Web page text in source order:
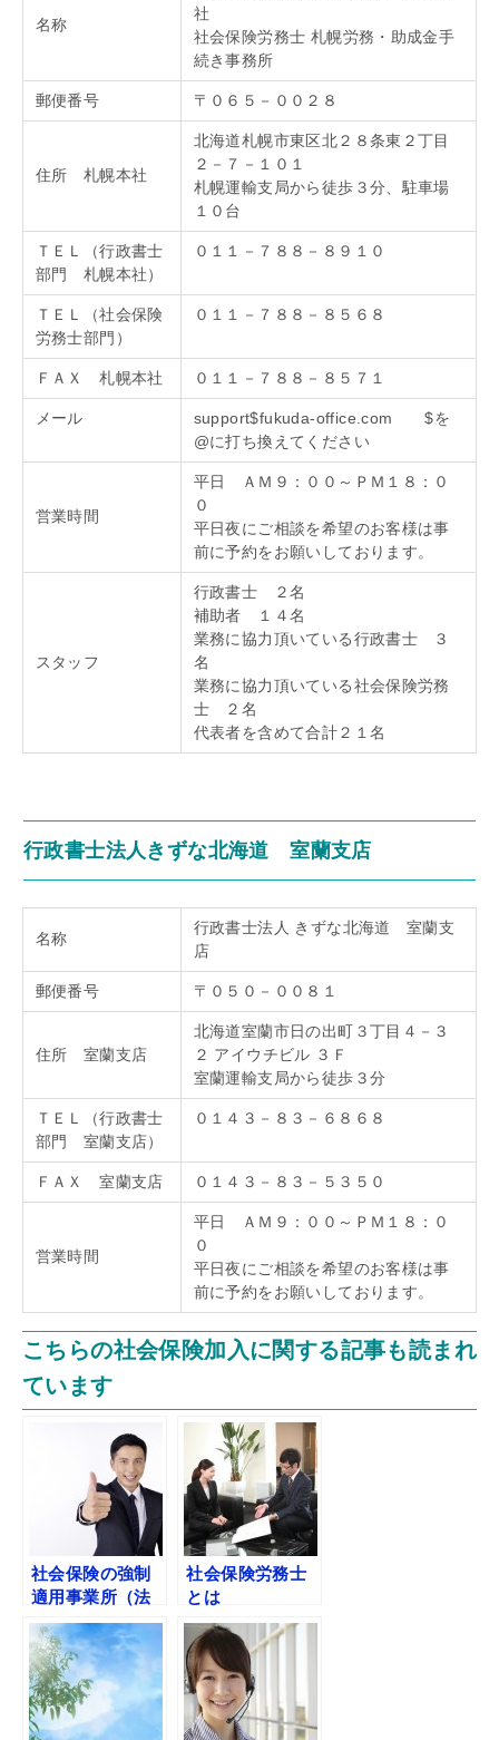
名称
社
社会保険労務士 札幌労務・助成金手
続き事務所
郵便番号 〒０６５－００２８
住所 札幌本社
北海道札幌市東区北２８条東２丁目
２－７－１０１
札幌運輸支局から徒歩３分、駐車場
１０台
ＴＥＬ（行政書士
部門 札幌本社）
０１１－７８８－８９１０
ＴＥＬ（社会保険
労務士部門）
０１１－７８８－８５６８
ＦＡＸ 札幌本社 ０１１－７８８－８５７１
メール
support$fukuda-office.com $を
@に打ち換えてください
営業時間
平日 ＡＭ９：００～ＰＭ１８：０
０
平日夜にご相談を希望のお客様は事
前に予約をお願いしております。
スタッフ
行政書士 ２名
補助者 １４名
業務に協力頂いている行政書士 ３
名
業務に協力頂いている社会保険労務
士 ２名
代表者を含めて合計２１名
行政書士法人きずな北海道 室蘭支店
名称
行政書士法人 きずな北海道 室蘭支
店
郵便番号 〒０５０－００８１
住所 室蘭支店
北海道室蘭市日の出町３丁目４－３
２ アイウチビル ３Ｆ
室蘭運輸支局から徒歩３分
ＴＥＬ（行政書士
部門 室蘭支店）
０１４３－８３－６８６８
ＦＡＸ 室蘭支店 ０１４３－８３－５３５０
営業時間
平日 ＡＭ９：００～ＰＭ１８：０
０
平日夜にご相談を希望のお客様は事
前に予約をお願いしております。
こちらの社会保険加入に関する記事も読まれ
ています
社会保険の強制
適用事業所（法
人）
社会保険労務士
とは